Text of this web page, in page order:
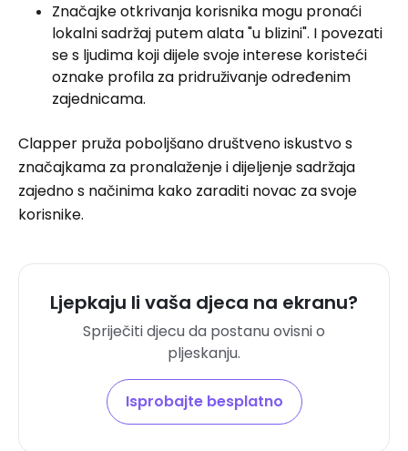
Značajke otkrivanja korisnika mogu pronaći
lokalni sadržaj putem alata "u blizini". I povezati
se s ljudima koji dijele svoje interese koristeći
oznake profila za pridruživanje određenim
zajednicama.
Clapper pruža poboljšano društveno iskustvo s
značajkama za pronalaženje i dijeljenje sadržaja
zajedno s načinima kako zaraditi novac za svoje
korisnike.
Ljepkaju li vaša djeca na ekranu?
Spriječiti djecu da postanu ovisni o
pljeskanju.
Isprobajte besplatno